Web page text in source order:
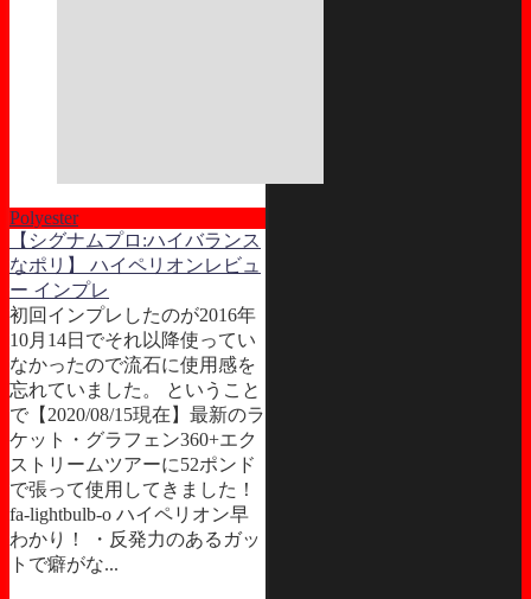
Polyester
【シグナムプロ:ハイバランス
なポリ】 ハイペリオンレビュ
ー インプレ
初回インプレしたのが2016年
10月14日でそれ以降使ってい
なかったので流石に使用感を
忘れていました。 ということ
で【2020/08/15現在】最新のラ
ケット・グラフェン360+エク
ストリームツアーに52ポンド
で張って使用してきました！
fa-lightbulb-o ハイペリオン早
わかり！ ・反発力のあるガッ
トで癖がな...